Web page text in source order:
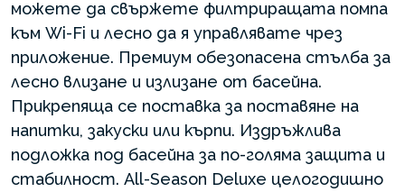
можете да свържете филтриращата помпа
към Wi-Fi и лесно да я управлявате чрез
приложение. Премиум обезопасена стълба за
лесно влизане и излизане от басейна.
Прикрепяща се поставка за поставяне на
напитки, закуски или кърпи. Издръжлива
подложка под басейна за по-голяма защита и
стабилност. All-Season Deluxe целогодишно